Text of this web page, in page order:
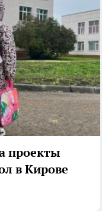
проекты
в Кирове